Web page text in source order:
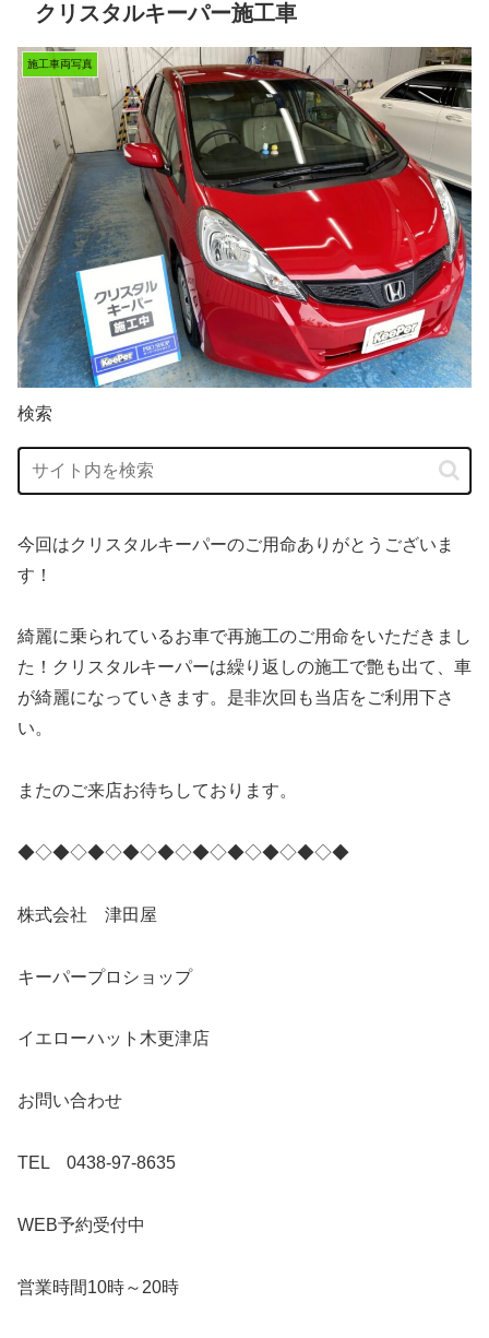
クリスタルキーパー施工車
施工車両写真
検索
今回はクリスタルキーパーのご用命ありがとうございま
す！
綺麗に乗られているお車で再施工のご用命をいただきまし
た！クリスタルキーパーは繰り返しの施工で艶も出て、車
が綺麗になっていきます。是非次回も当店をご利用下さ
い。
またのご来店お待ちしております。
◆◇◆◇◆◇◆◇◆◇◆◇◆◇◆◇◆◇◆
株式会社 津田屋
キーパープロショップ
イエローハット木更津店
お問い合わせ
TEL 0438-97-8635
WEB予約受付中
営業時間10時～20時